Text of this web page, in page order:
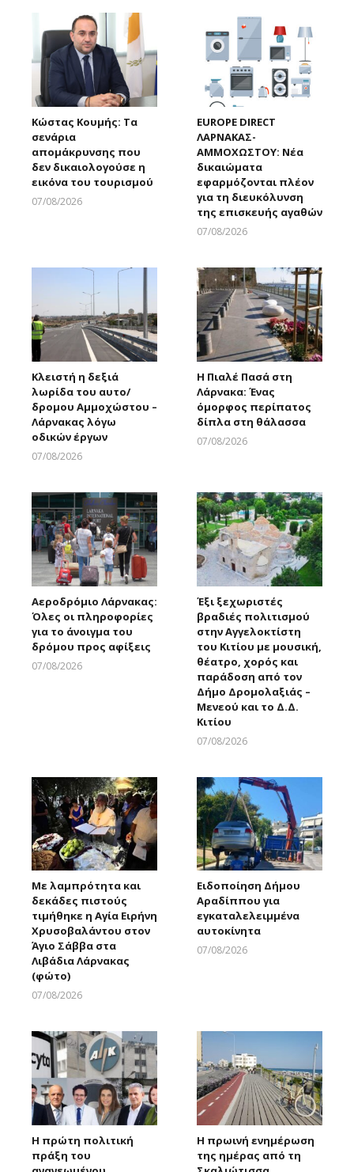
Κώστας Κουμής: Τα
σενάρια
απομάκρυνσης που
δεν δικαιολογούσε η
εικόνα του τουρισμού
07/08/2026
EUROPE DIRECT
ΛΑΡΝΑΚΑΣ-
ΑΜΜΟΧΩΣΤΟΥ: Νέα
δικαιώματα
εφαρμόζονται πλέον
για τη διευκόλυνση
της επισκευής αγαθών
07/08/2026
Κλειστή η δεξιά
λωρίδα του αυτο/
δρομου Αμμοχώστου –
Λάρνακας λόγω
οδικών έργων
07/08/2026
Η Πιαλέ Πασά στη
Λάρνακα: Ένας
όμορφος περίπατος
δίπλα στη θάλασσα
07/08/2026
Αεροδρόμιο Λάρνακας:
Όλες οι πληροφορίες
για το άνοιγμα του
δρόμου προς αφίξεις
07/08/2026
Έξι ξεχωριστές
βραδιές πολιτισμού
στην Αγγελοκτίστη
του Κιτίου με μουσική,
θέατρο, χορός και
παράδοση από τον
Δήμο Δρομολαξιάς –
Μενεού και το Δ.Δ.
Κιτίου
07/08/2026
Με λαμπρότητα και
δεκάδες πιστούς
τιμήθηκε η Αγία Ειρήνη
Χρυσοβαλάντου στον
Άγιο Σάββα στα
Λιβάδια Λάρνακας
(φώτο)
07/08/2026
Ειδοποίηση Δήμου
Αραδίππου για
εγκαταλελειμμένα
αυτοκίνητα
07/08/2026
Η πρώτη πολιτική
πράξη του
Η πρωινή ενημέρωση
της ημέρας από τη